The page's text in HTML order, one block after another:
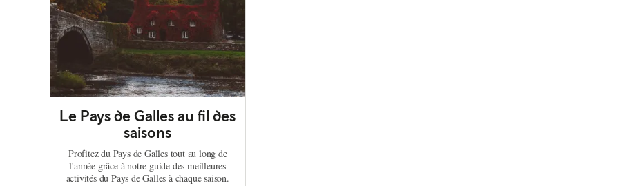
Le Pays de Galles au fil des
saisons
Profitez du Pays de Galles tout au long de
l'année grâce à notre guide des meilleures
activités du Pays de Galles à chaque saison.